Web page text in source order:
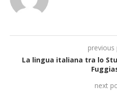
previous
La lingua italiana tra lo
next